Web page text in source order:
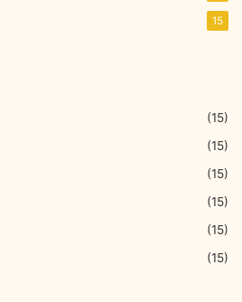
15
(15)
(15)
(15)
(15)
(15)
(15)